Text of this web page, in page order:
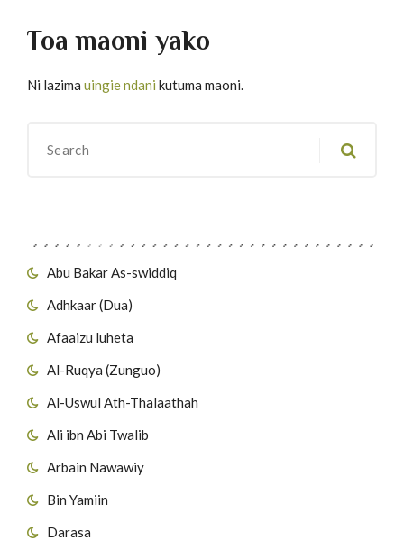
Abu Bakar As-swiddiq
Adhkaar (Dua)
Afaaizu luheta
Al-Ruqya (Zunguo)
Al-Uswul Ath-Thalaathah
Ali ibn Abi Twalib
Arbain Nawawiy
Bin Yamiin
Darasa
Toa maoni yako
Ni lazima uingie ndani kutuma maoni.